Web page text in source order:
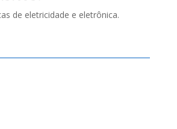
de eletricidade e eletrônica.